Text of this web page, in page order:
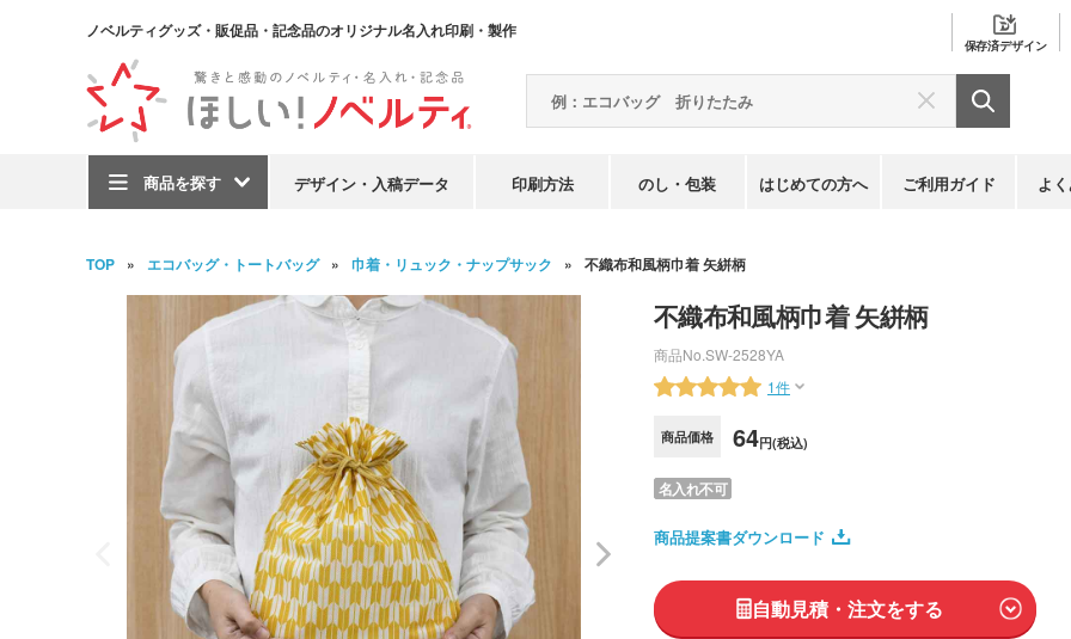
ノベルティグッズ・販促品・記念品のオリジナル名入れ印刷・製作
保存済デザイン
商品を探す デザイン・入稿データ 印刷方法 のし・包装 はじめての方へ ご利用ガイド よ
TOP エコバッグ・トートバッグ 巾着・リュック・ナップサック 不織布和風柄巾着 矢絣柄
不織布和風柄巾着 矢絣柄
商品No. SW-2528YA
1件
商品価格 64円(税込)
名入れ不可
商品提案書ダウンロード
自動見積・注文をする